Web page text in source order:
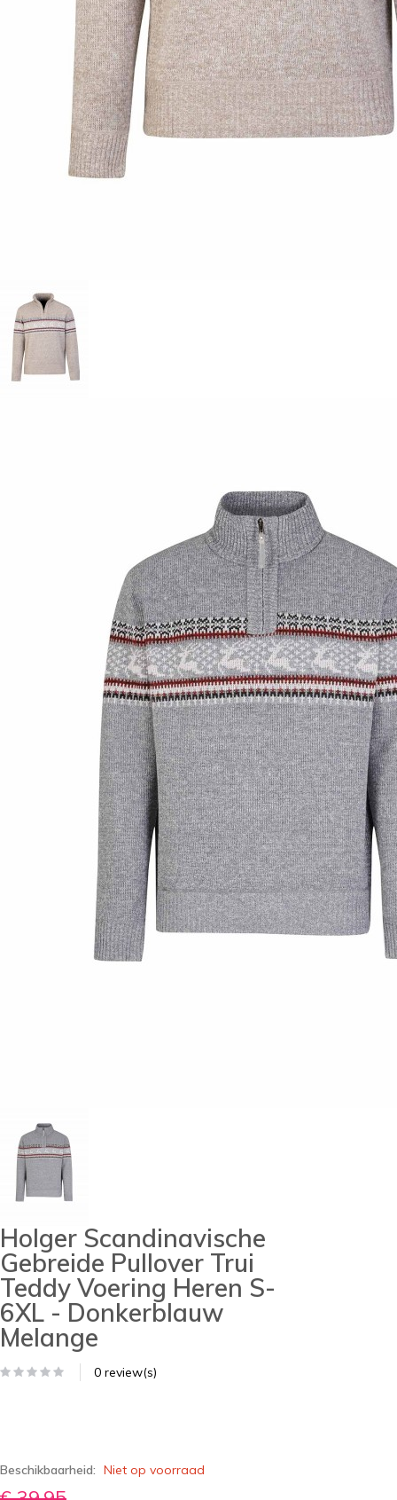
Holger Scandinavische
Gebreide Pullover Trui
Teddy Voering Heren S-
6XL - Donkerblauw
Melange
0 review(s)
Beschikbaarheid: Niet op voorraad